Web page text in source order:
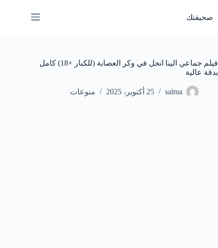
المحتوى
صحيفتك
فيلم جماعي الينا انجل في وكر العصابة (للكبار +18) كامل
بدقة عالية
salma 25 أكتوبر، 2025 منوعات